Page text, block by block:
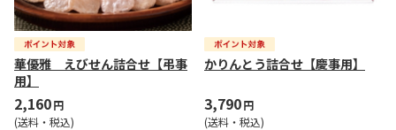
華優雅 えびせん詰合せ【弔事
用】
2,160円
(送料・税込)
かりんとう詰合せ【慶事用】
3,790円
(送料・税込)